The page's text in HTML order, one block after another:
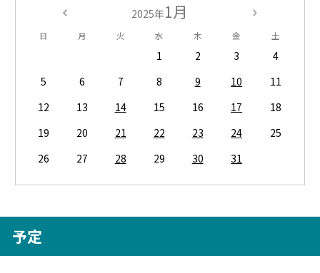
2025年1月
日 月 火 水 木 金 土
1 2 3
4
5
6 7 8 9 10
11
12
13 14 15 16 17
18
19
20 21 22 23 24
25
26
27 28 29 30 31
予定